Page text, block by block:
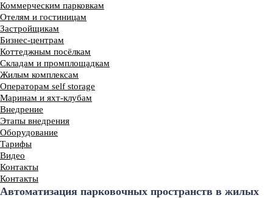
Коммерческим парковкам
Отелям и гостиницам
Застройщикам
Бизнес-центрам
Коттеджным посёлкам
Складам и промплощадкам
Жилым комплексам
Операторам self storage
Маринам и яхт-клубам
Внедрение
Этапы внедрения
Оборудование
Тарифы
Видео
Контакты
Контакты
Автоматизация парковочных пространств в жилых